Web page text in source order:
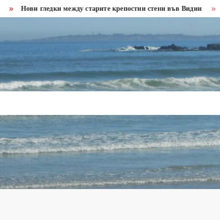
гледки между старите крепостни стени във Видин